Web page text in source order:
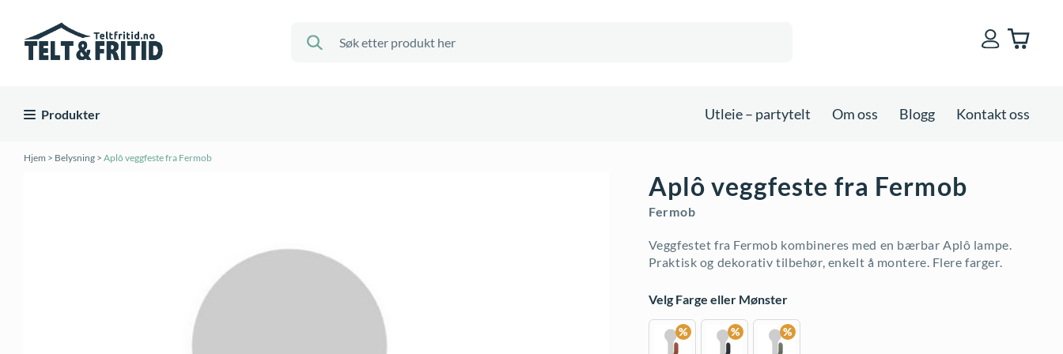
Produkter Utleie – partytelt Om oss Blogg Kontakt oss
Hjem > Belysning > Aplô veggfeste fra Fermob
Aplô veggfeste fra Fermob
Fermob
Veggfestet fra Fermob kombineres med en bærbar Aplô lampe.
Praktisk og dekorativ tilbehør, enkelt å montere. Flere farger.
Velg Farge eller Mønster